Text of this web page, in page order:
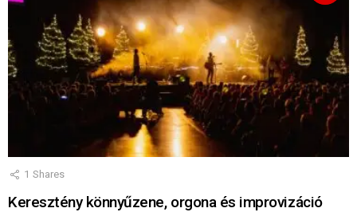
1 Shares
Keresztény könnyűzene, orgona és improvizáció